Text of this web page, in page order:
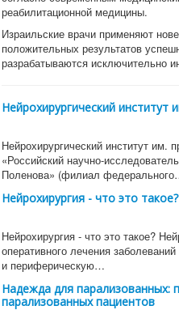
реабилитационной медицины.
Израильские врачи применяют
положительных результатов
разрабатываются исключительно
Нейрохирургический
Нейрохирургический институт
«Российский научно-
Поленова» (филиал
Нейрохирургия - что это такое?
Нейрохирургия - что это такое?
оперативного лечения
и периферическую…
Надежда для парализованных:
парализованных пациентов